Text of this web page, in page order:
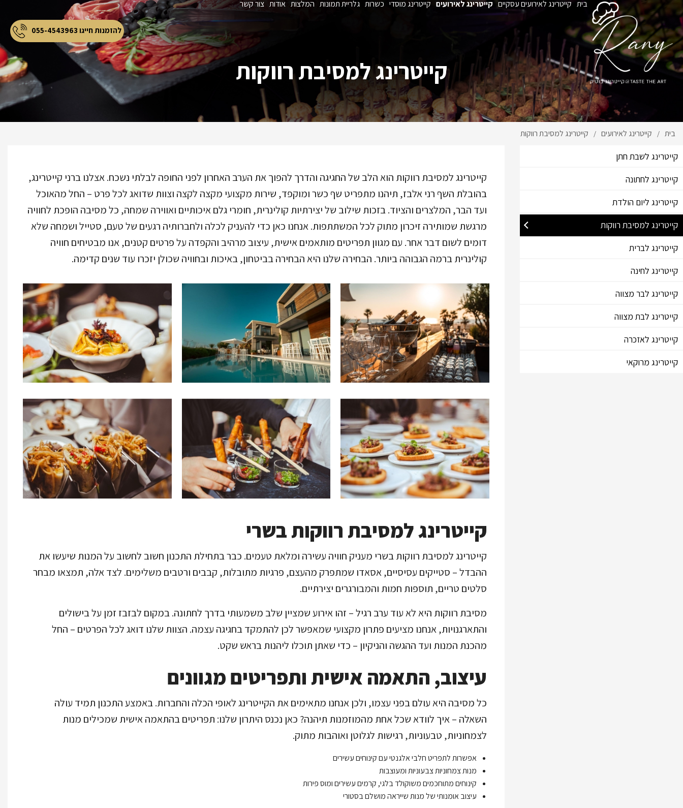
בית קייטרינג לאירועים עסקיים קייטרינג לאירועים קייטרינג מוסדי כשרות גלריית תמונות המלצות אודות צור קשר
להזמנות חייגו 055-4543963
קייטרינג למסיבת רווקות
בית / קייטרינג לאירועים / קייטרינג למסיבת רווקות
קייטרינג לשבת חתן
קייטרינג לחתונה
קייטרינג ליום הולדת
קייטרינג למסיבת רווקות
קייטרינג לברית
קייטרינג לחינה
קייטרינג לבר מצווה
קייטרינג לבת מצווה
קייטרינג לאזכרה
קייטרינג מרוקאי
קייטרינג למסיבת רווקות הוא הלב של החגיגה והדרך להפוך את הערב האחרון לפני החופה לבלתי נשכח. אצלנו ברני קייטרינג,
בהובלת השף רני אלבז, תיהנו מתפריט שף כשר ומוקפד, שירות מקצועי מקצה לקצה וצוות שדואג לכל פרט – החל מהאוכל
ועד הבר, המלצרים והציוד. בזכות שילוב של יצירתיות קולינרית, חומרי גלם איכותיים ואווירה שמחה, כל מסיבה הופכת לחוויה
מרגשת שמותירה זיכרון מתוק לכל המשתתפות. אנחנו כאן כדי להעניק לכלה ולחברותיה רגעים של טעם, סטייל ושמחה שלא
דומים לשום דבר אחר. עם מגוון תפריטים מותאמים אישית, עיצוב מרהיב והקפדה על פרטים קטנים, אנו מבטיחים חוויה
קולינרית ברמה הגבוהה ביותר. הבחירה שלנו היא הבחירה בביטחון, באיכות ובחוויה שכולן יזכרו עוד שנים קדימה.
קייטרינג למסיבת רווקות בשרי
קייטרינג למסיבת רווקות בשרי מעניק חוויה עשירה ומלאת טעמים. כבר בתחילת התכנון חשוב לחשוב על המנות שיעשו את
ההבדל – סטייקים עסיסיים, אסאדו שמתפרק מהעצם, פרגיות מתובלות, קבבים ורטבים משלימים. לצד אלה, תמצאו מבחר
סלטים טריים, תוספות חמות והמבורגרים יצירתיים.
מסיבת רווקות היא לא עוד ערב רגיל – זהו אירוע שמציין שלב משמעותי בדרך לחתונה. במקום לבזבז זמן על בישולים
והתארגנויות, אנחנו מציעים פתרון מקצועי שמאפשר לכן להתמקד בחגיגה עצמה. הצוות שלנו דואג לכל הפרטים – החל
מהכנת המנות ועד ההגשה והניקיון – כדי שאתן תוכלו ליהנות בראש שקט.
עיצוב, התאמה אישית ותפריטים מגוונים
כל מסיבה היא עולם בפני עצמו, ולכן אנחנו מתאימים את הקייטרינג לאופי הכלה והחברות. באמצע התכנון תמיד עולה
השאלה – איך לוודא שכל אחת מהמוזמנות תיהנה? כאן נכנס היתרון שלנו: תפריטים בהתאמה אישית שמכילים מנות
לצמחוניות, טבעוניות, רגישות לגלוטן ואוהבות מתוק.
אפשרות לתפריט חלבי אלגנטי עם קינוחים עשירים
מנות צמחוניות צבעוניות ומעוצבות
קינוחים מתוחכמים משוקולד בלגי, קרמים עשירים ומוס פירות
עיצוב אומנותי של מנות שייראה מושלם בסטורי